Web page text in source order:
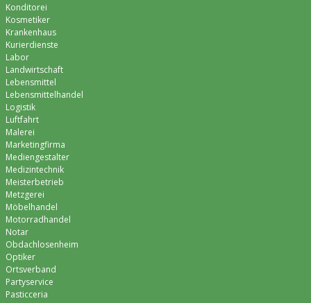
Konditorei
Kosmetiker
Krankenhaus
Kurierdienste
Labor
Landwirtschaft
Lebensmittel
Lebensmittelhandel
Logistik
Luftfahrt
Malerei
Marketingfirma
Mediengestalter
Medizintechnik
Meisterbetrieb
Metzgerei
Möbelhandel
Motorradhandel
Notar
Obdachlosenheim
Optiker
Ortsverband
Partyservice
Pasticceria